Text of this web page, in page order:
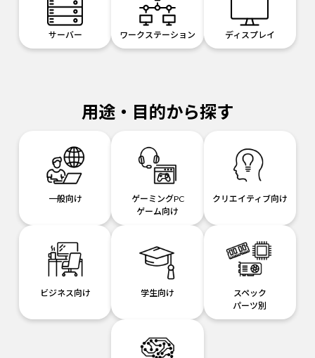
サーバー ワークステーション ディスプレイ
用途・目的から探す
一般向け
ゲーミングPC
ゲーム向け
クリエイティブ向け
ビジネス向け 学生向け
スペック
パーツ別